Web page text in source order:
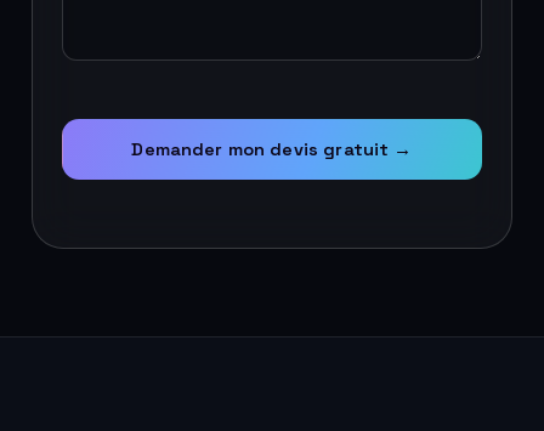
Demander mon devis gratuit →